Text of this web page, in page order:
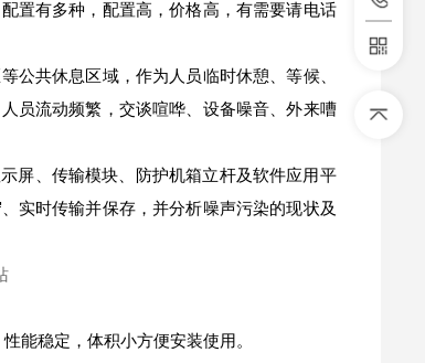
置有多种，配置高，价格高，有需要请电话
公共休息区域，作为人员临时休憩、等候、
员流动频繁，交谈喧哗、设备噪音、外来嘈
屏、传输模块、防护机箱立杆及软件应用平
实时传输并保存，并分析噪声污染的现状及
能稳定，体积小方便安装使用。